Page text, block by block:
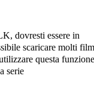
dovresti essere in
scaricare molti film
questa funzione
serie